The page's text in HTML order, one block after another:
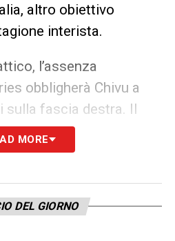
altro obiettivo
interista.
l’assenza
obbligherà Chivu a
sulla fascia destra. Il
fa grande
e perdere un
un problema non
presenti in rosa
MORE
DEL GIORNO